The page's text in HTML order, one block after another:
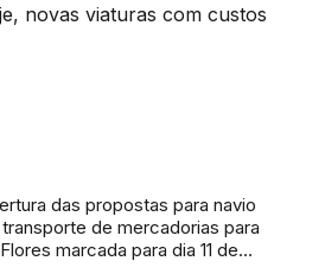
novas viaturas com custos
das propostas para navio
de mercadorias para
marcada para dia 11 de